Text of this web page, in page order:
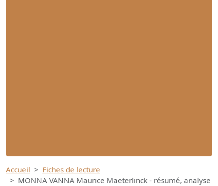
Accueil
Fiches de lecture
MONNA VANNA Maurice Maeterlinck - résumé, analyse